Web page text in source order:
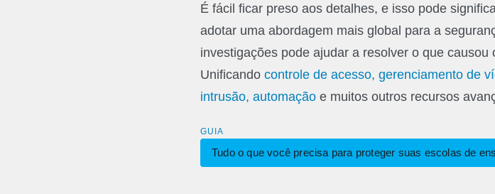
É fácil ficar preso aos detalhes, e isso pode
adotar uma abordagem mais global para a
investigações pode ajudar a resolver o que
Unificando controle de acesso, gerenciamento de
intrusão, automação e muitos outros recursos
GUIA
Tudo o que você precisa para proteger suas escolas de